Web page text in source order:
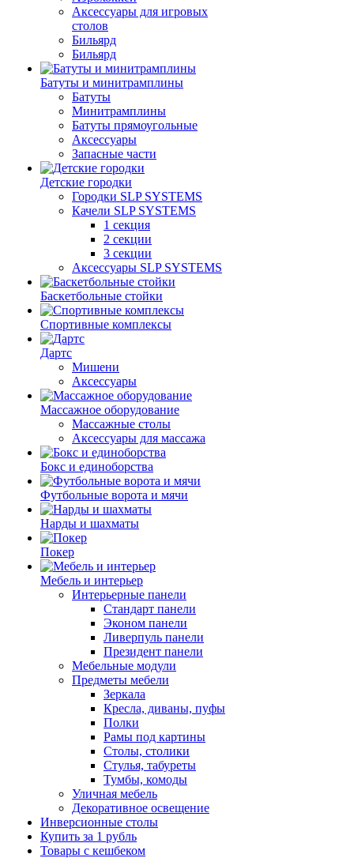
Аксессуары для игровых
столов
Бильяpд
Бильяpд
Батуты и минитрамплины
Батуты
Минитрамплины
Батуты прямоугольные
Аксессуары
Запасные части
Детские городки
Городки SLP SYSTEMS
Качели SLP SYSTEMS
1 секция
2 секции
3 секции
Аксессуары SLP SYSTEMS
Баскетбольные стойки
Спортивные комплексы
Дартс
Мишени
Аксессуары
Массажное оборудование
Массажные столы
Аксессуары для массажа
Бокс и единоборства
Футбольные ворота и мячи
Нарды и шахматы
Покер
Мебель и интерьер
Интерьерные панели
Стандарт панели
Эконом панели
Ливерпуль панели
Президент панели
Мебельные модули
Предметы мебели
Зеркала
Кресла, диваны, пуфы
Полки
Рамы под картины
Столы, столики
Стулья, табуреты
Тумбы, комоды
Уличная мебель
Декоративное освещение
Инверсионные столы
Купить за 1 рубль
Товары с кешбеком